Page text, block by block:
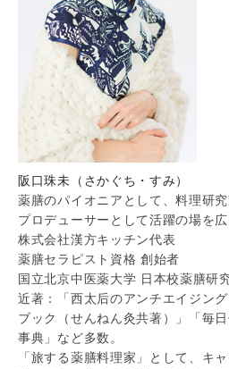
阪口珠未（さかぐち・すみ）
薬膳のパイオニアとして、料理研
プロデューサーとして活躍の場を広
株式会社漢方キッチン代表
薬膳セラピスト資格 創始者
国立北京中医薬大学 日本校薬膳研
近著：「西太后のアンチエイジン
ブック（せんねん灸共著）」「毎
事典」など多数。
「旅する薬膳料理家」として、キ